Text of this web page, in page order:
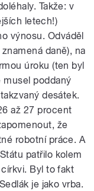
Takže: v
letech!)
výnosu. Odváděl
daně), na
úroku (ten byl
musel poddaný
desátek.
až 27 procent
že
robotní práce. A
patřilo kolem
Byl to fakt
je jako vrba.